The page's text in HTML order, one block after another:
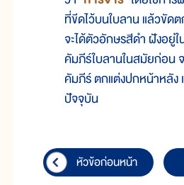
ที่ขีดไว้บนใบลาน แล้วขัด
จะได้ตัวอักษรสีดำ ฝังอยู่
คัมภีร์ใบลานในสมัยก่อน
คัมภีร์ ตกแต่งปกหน้าหลัง
ปัจจุบัน
หัวข้อก่อนหน้า